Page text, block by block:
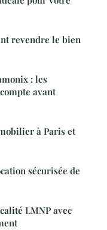
revendre le bien
: les
avant
à Paris et
sécurisée de
LMNP avec